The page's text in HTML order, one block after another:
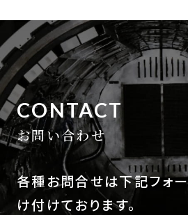
CONTACT
お問い合わせ
各種お問合せは下記フォ
け付けております。